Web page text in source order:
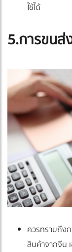
ใช้ได้
5.การขนส่
ควรทราบถึง
สินค้าจากจีน